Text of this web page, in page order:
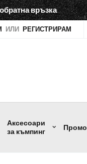
връзка
ИЛИ РЕГИСТРИРАМ
Аксесоари
за къмпинг